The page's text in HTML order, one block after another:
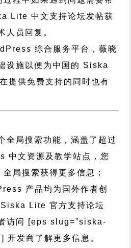
Lite 中文支持论坛发帖获
人员回复。
综合服务平台，薇晓
设施以便为中国的 Siska
提供免费支持的同时也有
全局搜索功能，涵盖了超过
中文资源及教学站点，您
局搜索获得更多信息；
产品均为国外作者创
Siska Lite 官方支持论坛
访问 [eps slug=”siska-
开发商了解更多信息。